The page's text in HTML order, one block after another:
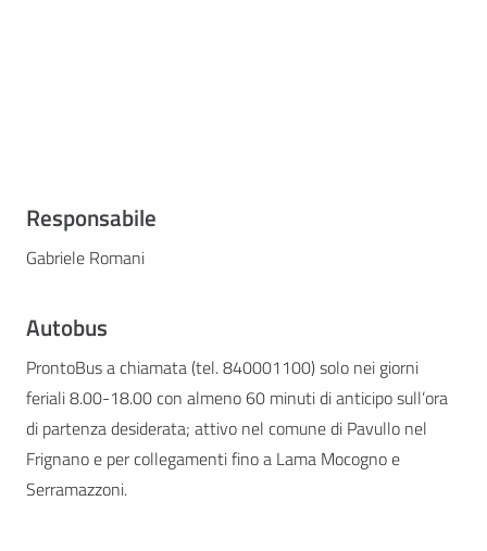
Responsabile
Gabriele Romani
Autobus
ProntoBus a chiamata (tel. 840001100) solo nei giorni
feriali 8.00-18.00 con almeno 60 minuti di anticipo sull’ora
di partenza desiderata; attivo nel comune di Pavullo nel
Frignano e per collegamenti fino a Lama Mocogno e
Serramazzoni.